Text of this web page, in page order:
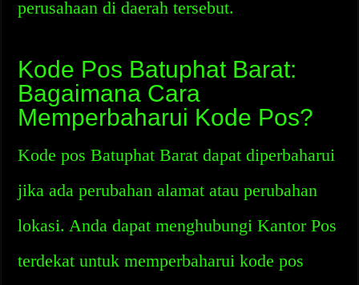
perusahaan di daerah tersebut.
Kode Pos Batuphat Barat:
Bagaimana Cara
Memperbaharui Kode Pos?
Kode pos Batuphat Barat dapat diperbaharui
jika ada perubahan alamat atau perubahan
lokasi. Anda dapat menghubungi Kantor Pos
terdekat untuk memperbaharui kode pos